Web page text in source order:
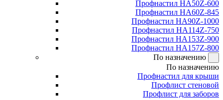
Профнастил НА50Z-600
Профнастил НА60Z-845
Профнастил НА90Z-1000
Профнастил НА114Z-750
Профнастил НА153Z-900
Профнастил НА157Z-800
По назначению
По назначению
Профнастил для крыши
Профлист стеновой
Профлист для заборов